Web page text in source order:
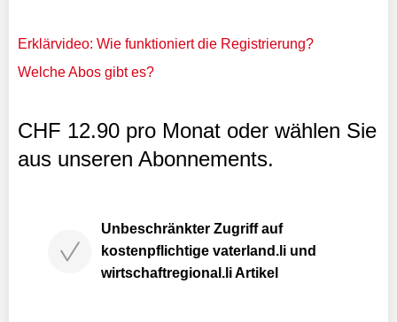
Erklärvideo: Wie funktioniert die Registrierung?
Welche Abos gibt es?
CHF 12.90 pro Monat oder wählen Sie
aus unseren Abonnements.
Unbeschränkter Zugriff auf
kostenpflichtige vaterland.li und
wirtschaftregional.li Artikel